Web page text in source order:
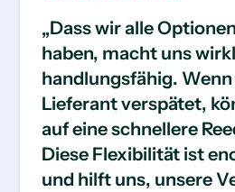
„Dass wir alle
haben, macht uns
handlungsfähig. Wenn
Lieferant verspätet,
auf eine schnellere
Diese Flexibilität ist
und hilft uns, unsere